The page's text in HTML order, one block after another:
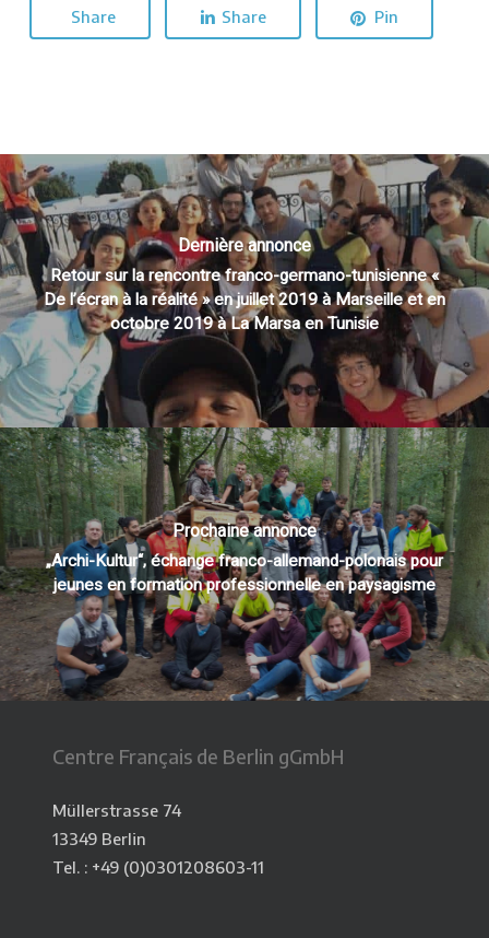
Share Share Pin
Dernière annonce
Retour sur la rencontre franco-germano-tunisienne «
De l’écran à la réalité » en juillet 2019 à Marseille et en
octobre 2019 à La Marsa en Tunisie
Prochaine annonce
„Archi-Kultur“, échange franco-allemand-polonais pour
jeunes en formation professionnelle en paysagisme
Centre Français de Berlin gGmbH
Müllerstrasse 74
13349 Berlin
Tel. : +49 (0)0301208603-11